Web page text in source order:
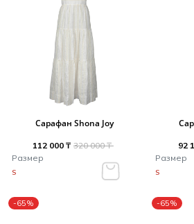
Сарафан Shona Joy
112 000 ₸ 320 000 ₸
Размер
S
92
Размер
S
-65% -65%